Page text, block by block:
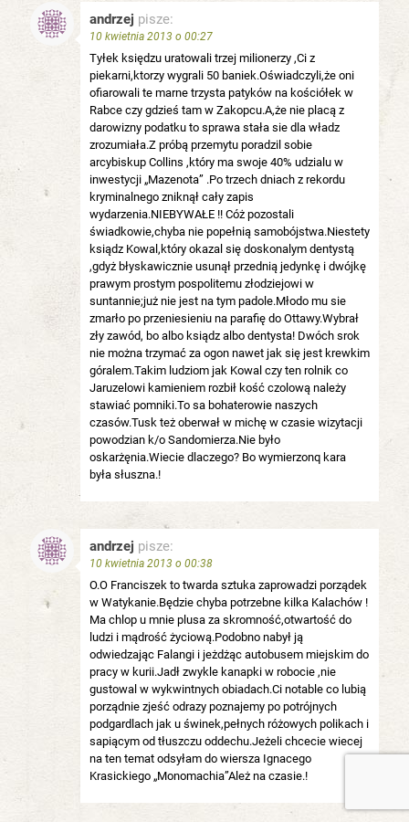
andrzej pisze:
10 kwietnia 2013 o 00:27
Tyłek księdzu uratowali trzej milionerzy ,Ci z
piekarni,ktorzy wygrali 50 baniek.Oświadczyli,że oni
ofiarowali te marne trzysta patyków na kościółek w
Rabce czy gdzieś tam w Zakopcu.A,że nie placą z
darowizny podatku to sprawa stała sie dla władz
zrozumiała.Z próbą przemytu poradzil sobie
arcybiskup Collins ,który ma swoje 40% udzialu w
inwestycji „Mazenota” .Po trzech dniach z rekordu
kryminalnego zniknął cały zapis
wydarzenia.NIEBYWAŁE !! Cóż pozostali
świadkowie,chyba nie popełnią samobójstwa.Niestety
ksiądz Kowal,który okazal się doskonalym dentystą
,gdyż błyskawicznie usunął przednią jedynkę i dwójkę
prawym prostym pospolitemu złodziejowi w
suntannie;już nie jest na tym padole.Młodo mu sie
zmarło po przeniesieniu na parafię do Ottawy.Wybrał
zły zawód, bo albo ksiądz albo dentysta! Dwóch srok
nie można trzymać za ogon nawet jak się jest krewkim
góralem.Takim ludziom jak Kowal czy ten rolnik co
Jaruzelowi kamieniem rozbił kość czolową należy
stawiać pomniki.To sa bohaterowie naszych
czasów.Tusk też oberwał w michę w czasie wizytacji
powodzian k/o Sandomierza.Nie było
oskarżęnia.Wiecie dlaczego? Bo wymierzonq kara
była słuszna.!
andrzej pisze:
10 kwietnia 2013 o 00:38
O.O Franciszek to twarda sztuka zaprowadzi porządek
w Watykanie.Będzie chyba potrzebne kilka Kalachów !
Ma chlop u mnie plusa za skromność,otwartość do
ludzi i mądrość życiową.Podobno nabył ją
odwiedzając Falangi i jeżdżąc autobusem miejskim do
pracy w kurii.Jadł zwykle kanapki w robocie ,nie
gustowal w wykwintnych obiadach.Ci notable co lubią
porządnie zjeść odrazy poznajemy po potrójnych
podgardlach jak u świnek,pełnych różowych polikach i
sapiącym od tłuszczu oddechu.Jeżeli chcecie wiecej
na ten temat odsyłam do wiersza Ignacego
Krasickiego „Monomachia”Ależ na czasie.!